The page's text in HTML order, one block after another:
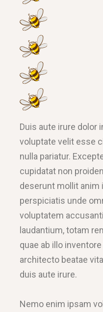
Duis aute irure dolor
voluptate velit esse
nulla pariatur.
cupidatat non
deserunt mollit anim
perspiciatis unde
voluptatem
laudantium, totam
quae ab illo
architecto beatae
duis aute irure.
Nemo enim ipsam